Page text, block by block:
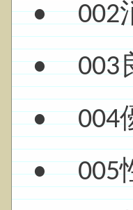
• 002
• 003
• 004
• 005